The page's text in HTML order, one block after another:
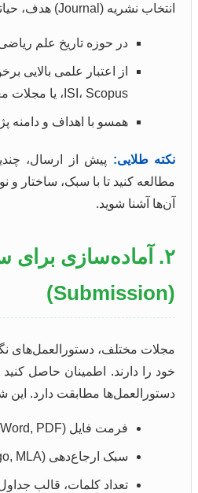
انتخاب نشریه (Journal) هدف، حیاتی است. نشریه باید:
در حوزه تاریخ علم
از اعتبار علمی بالایی
ISI، Scopus، یا مجلات معتبر داخلی).
همسو با اهداف و دامنه
نکته طلایی: پیش از ارسال،
مطالعه کنید تا با سبک، ساختار
آن‌ها آشنا شوید.
۲. آماده‌سازی برای
(Submission)
مجلات مختلف،
خود را دارند. اطمینان حاصل کنید
دستورالعمل‌ها مطابقت دارد. این
فرمت فایل (Word, PDF).
سبک ارجاع‌دهی (APA, Chicago, MLA).
تعداد کلمات، قالب